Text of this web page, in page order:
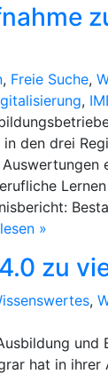
, Freie Suche,
,
den drei
»
zu
,
und
hat in